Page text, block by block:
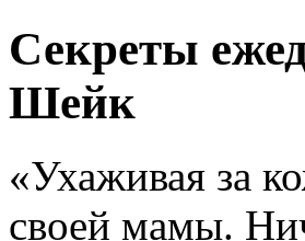
Секреты
Шейк
«Ухаживая за
своей мамы.